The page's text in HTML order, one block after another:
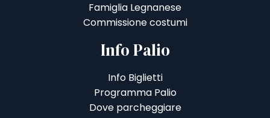
Famiglia Legnanese
Commissione costumi
Info Palio
Info Biglietti
Programma Palio
Dove parcheggiare